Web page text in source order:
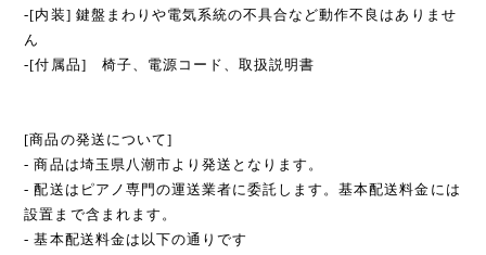
-[内装] 鍵盤まわりや電気系統の不具合など動作不良はありませ
ん
-[付属品] 椅子、電源コード、取扱説明書
[商品の発送について]
- 商品は埼玉県八潮市より発送となります。
- 配送はピアノ専門の運送業者に委託します。基本配送料金には
設置まで含まれます。
- 基本配送料金は以下の通りです